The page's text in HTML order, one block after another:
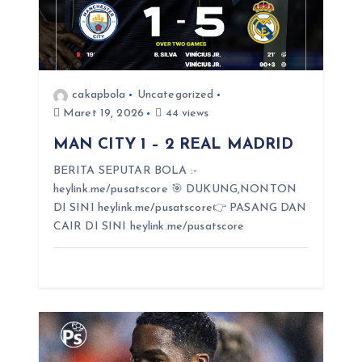
cakapbola
Uncategorized
Maret 19, 2026
44 views
MAN CITY 1 – 2 REAL MADRID
BERITA SEPUTAR BOLA :-
heylink.me/pusatscore 🎯 DUKUNG,NONTON
DI SINI heylink.me/pusatscore👉 PASANG DAN
CAIR DI SINI heylink.me/pusatscore